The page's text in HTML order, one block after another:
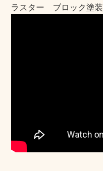
ラスター ブロック塗装